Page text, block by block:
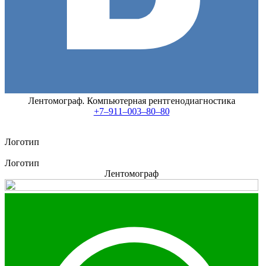
Лентомограф. Компьютерная рентгенодиагностика
+7–911–003–80–80
Логотип
Логотип
Лентомограф